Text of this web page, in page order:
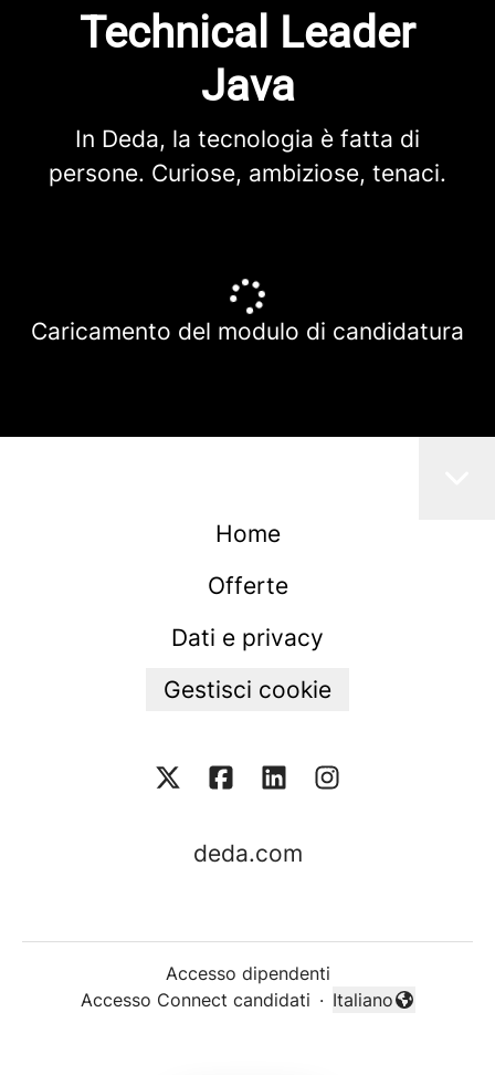
Technical Leader
Java
In Deda, la tecnologia è fatta di
persone. Curiose, ambiziose, tenaci.
Caricamento del modulo di candidatura
Home
Offerte
Dati e privacy
Gestisci cookie
deda.com
Accesso dipendenti
Accesso Connect candidati ·
Cambia lingua
Italiano